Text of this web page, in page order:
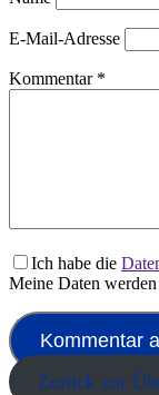
E-Mail-Adresse
Kommentar *
Ich habe die
Meine Daten
Zurück zur